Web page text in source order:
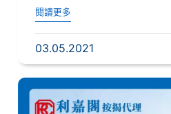
步...
閱讀更多
03.05.2021